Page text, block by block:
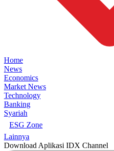
Home
News
Economics
Market News
Technology
Banking
Syariah
ESG Zone
Lainnya
Download Aplikasi IDX Channel